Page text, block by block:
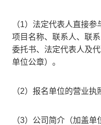
（1）法定代表人直接
项目名称、联系人、联
委托书、法定代表人及
单位公章）。
（2）报名单位的营业执
（3）公司简介（加盖单